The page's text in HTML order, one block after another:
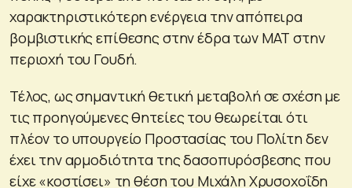
χαρακτηριστικότερη ενέργεια την απόπειρα
βομβιστικής επίθεσης στην έδρα των ΜΑΤ στην
περιοχή του Γουδή.
Τέλος, ως σημαντική θετική μεταβολή σε σχέση με
τις προηγούμενες θητείες του θεωρείται ότι
πλέον το υπουργείο Προστασίας του Πολίτη δεν
έχει την αρμοδιότητα της δασοπυρόσβεσης που
είχε «κοστίσει» τη θέση του Μιχάλη Χρυσοχοΐδη